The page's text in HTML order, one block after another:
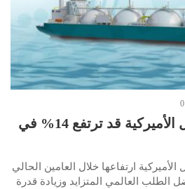
0
صادرات الغاز المسال الأميركية قد ترتفع 14% في
ارتفاعها خلال العامين الحالي
(2024)، بفضل الطلب العالمي المتزايد وزيادة قدرة